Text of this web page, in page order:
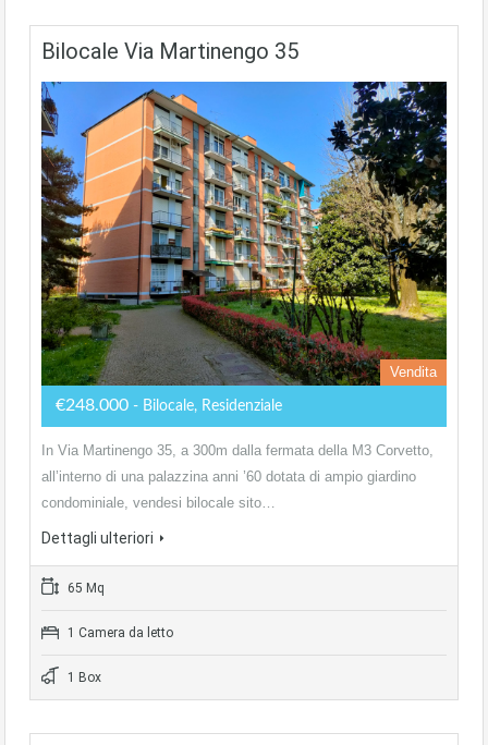
Bilocale Via Martinengo 35
Vendita
€248.000 - Bilocale, Residenziale
In Via Martinengo 35, a 300m dalla fermata della M3 Corvetto,
all’interno di una palazzina anni ’60 dotata di ampio giardino
condominiale, vendesi bilocale sito…
Dettagli ulteriori
65 Mq
1 Camera da letto
1 Box